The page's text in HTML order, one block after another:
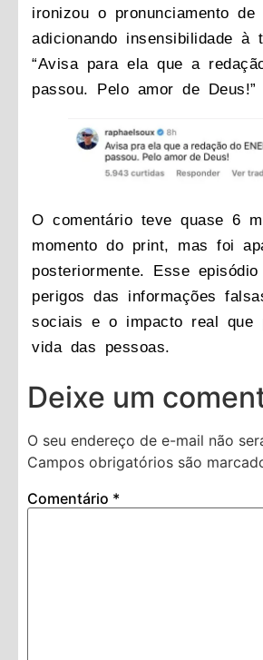
ironizou o pronunciamento de
adicionando insensibilidade à
“Avisa para ela que a
passou. Pelo amor de Deus!”
O comentário teve quase 6
momento do print, mas foi
posteriormente. Esse
perigos das informações
sociais e o impacto real que
vida das pessoas.
Deixe um
O seu endereço de e-mail não
Campos obrigatórios são
Comentário *